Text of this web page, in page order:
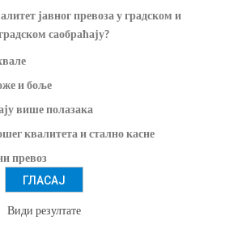
јавног превоза у градском и
саобраћају?
и боље
више полазака
квалитета и стално касне
превоз
Види резултате